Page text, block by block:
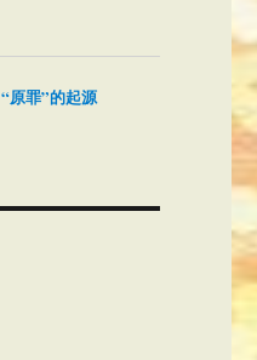
“原罪”的起源